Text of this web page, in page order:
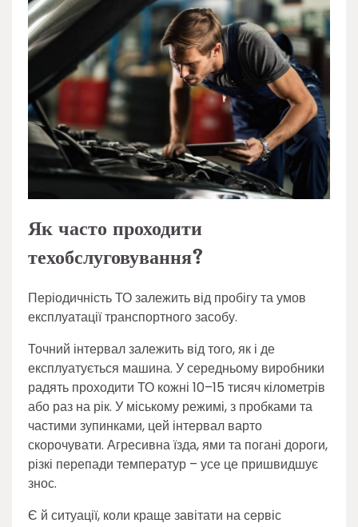
Як часто проходити
техобслуговування?
Періодичність ТО залежить від пробігу та умов
експлуатації транспортного засобу.
Точний інтервал залежить від того, як і де
експлуатується машина. У середньому виробники
радять проходити ТО кожні 10–15 тисяч кілометрів
або раз на рік. У міському режимі, з пробками та
частими зупинками, цей інтервал варто
скорочувати. Агресивна їзда, ями та погані дороги,
різкі перепади температур – усе це пришвидшує
знос.
Є й ситуації, коли краще завітати на сервіс